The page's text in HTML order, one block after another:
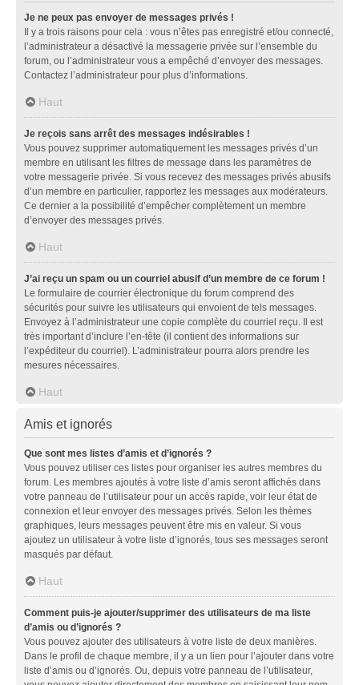
Je ne peux pas envoyer de messages privés !
Il y a trois raisons pour cela : vous n’êtes pas enregistré et/ou connecté,
l’administrateur a désactivé la messagerie privée sur l’ensemble du
forum, ou l’administrateur vous a empêché d’envoyer des messages.
Contactez l’administrateur pour plus d’informations.
Haut
Je reçois sans arrêt des messages indésirables !
Vous pouvez supprimer automatiquement les messages privés d’un
membre en utilisant les filtres de message dans les paramètres de
votre messagerie privée. Si vous recevez des messages privés abusifs
d’un membre en particulier, rapportez les messages aux modérateurs.
Ce dernier a la possibilité d’empêcher complètement un membre
d’envoyer des messages privés.
Haut
J’ai reçu un spam ou un courriel abusif d’un membre de ce forum !
Le formulaire de courrier électronique du forum comprend des
sécurités pour suivre les utilisateurs qui envoient de tels messages.
Envoyez à l’administrateur une copie complète du courriel reçu. Il est
très important d’inclure l’en-tête (il contient des informations sur
l’expéditeur du courriel). L’administrateur pourra alors prendre les
mesures nécessaires.
Haut
Amis et ignorés
Que sont mes listes d’amis et d’ignorés ?
Vous pouvez utiliser ces listes pour organiser les autres membres du
forum. Les membres ajoutés à votre liste d’amis seront affichés dans
votre panneau de l’utilisateur pour un accès rapide, voir leur état de
connexion et leur envoyer des messages privés. Selon les thèmes
graphiques, leurs messages peuvent être mis en valeur. Si vous
ajoutez un utilisateur à votre liste d’ignorés, tous ses messages seront
masqués par défaut.
Haut
Comment puis-je ajouter/supprimer des utilisateurs de ma liste
d’amis ou d’ignorés ?
Vous pouvez ajouter des utilisateurs à votre liste de deux manières.
Dans le profil de chaque membre, il y a un lien pour l’ajouter dans votre
liste d’amis ou d’ignorés. Ou, depuis votre panneau de l’utilisateur,